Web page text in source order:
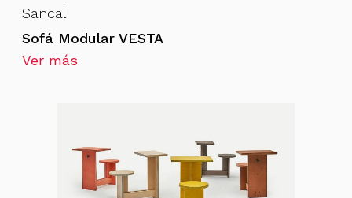
Sancal
Sofá Modular VESTA
Ver más